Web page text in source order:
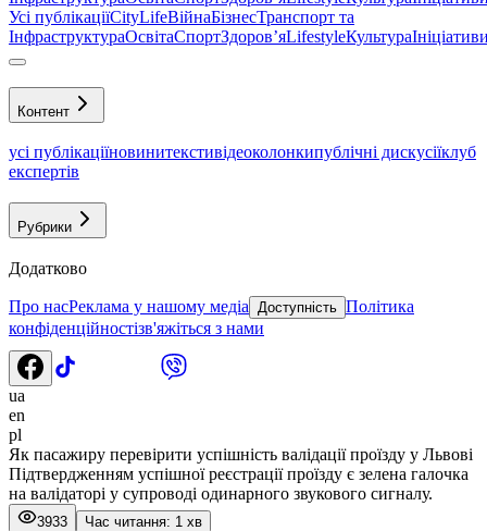
Усі публікаціїCityLifeВійнаБізнесТранспорт та
ІнфраструктураОсвітаСпортЗдоровʼяLifestyleКультура
Контент
усі публікаціїновинитекстивідеоколонкипублічні дискусіїклуб
експертів
Рубрики
Додатково
Про насРеклама у нашому медіа Доступність Політика
конфіденційностізв'яжіться з нами
ua
en
pl
Як пасажиру перевірити успішність валідації проїзду у Львові
Підтвердженням успішної реєстрації проїзду є зелена галочка
на валідаторі у супроводі одинарного звукового сигналу.
3933 Час читання: 1 хв